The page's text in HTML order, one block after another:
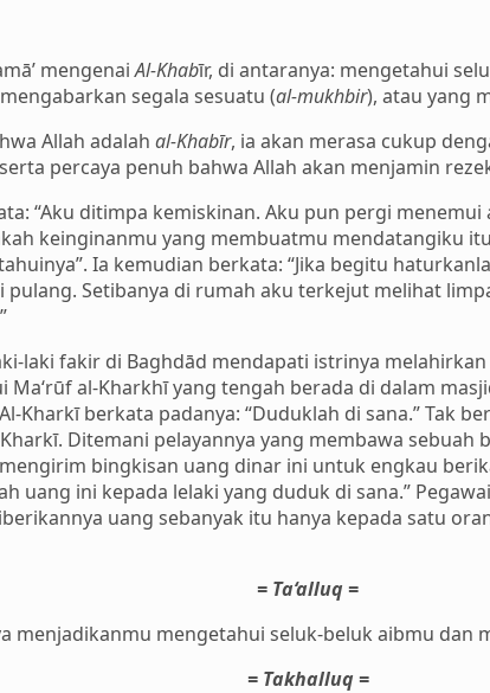
mengenaiAl-Khabīr, di antaranya: mengetahui
segala sesuatu (al-mukhbir), atau yang
Allah adalah al-Khabīr, ia akan merasa cukup
percaya penuh bahwa Allah akan menjamin
“Aku ditimpa kemiskinan. Aku pun pergi
keinginanmu yang membuatmu mendatangiku
Ia kemudian berkata: “Jika begitu
Setibanya di rumah aku terkejut melihat
laki fakir di Baghdād mendapati istrinya
al-Kharkhī yang tengah berada di dalam
Kharkī berkata padanya: “Duduklah di sana.” Tak
Ditemani pelayannya yang membawa sebuah
bingkisan uang dinar ini untuk engkau
uang ini kepada lelaki yang duduk di sana.”
uang sebanyak itu hanya kepada satu
= Ta‘alluq =
menjadikanmu mengetahui seluk-beluk aibmu dan
= Takhalluq =